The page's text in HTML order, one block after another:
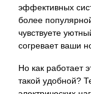
эффективных
более
чувствуете
согревает ваши
Но как работает
такой удобной?